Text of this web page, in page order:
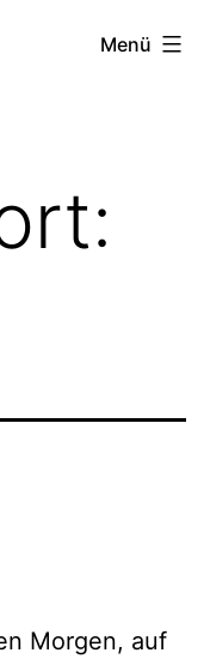
Menü
Morgen, auf